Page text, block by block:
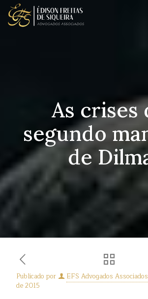
As crises
segundo
de
Publicado por EFS Advogados Associados
de 2015